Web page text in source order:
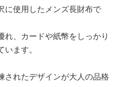
に使用したメンズ長財布で
、カードや紙幣をしっかり
ます。
されたデザインが大人の品格